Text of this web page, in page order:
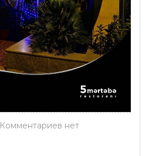
Комментариев нет